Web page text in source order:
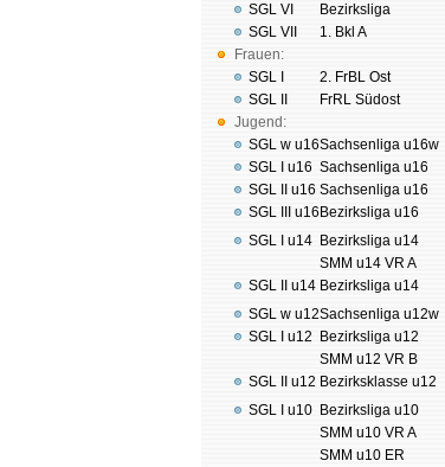
SGL VI
SGL VII
Frauen:
SGL I
SGL II
Jugend:
SGL w u16
SGL I u16
SGL II u16
SGL III u16
SGL I u14
SGL II u14
SGL w u12
SGL I u12
SGL II u12
SGL I u10
Bezirksliga
1. Bkl A
2. FrBL Ost
FrRL Südost
Sachsenliga u16w
Sachsenliga u16
Sachsenliga u16
Bezirksliga u16
Bezirksliga u14
SMM u14 VR A
Bezirksliga u14
Sachsenliga u12w
Bezirksliga u12
SMM u12 VR B
Bezirksklasse u12
Bezirksliga u10
SMM u10 VR A
SMM u10 ER